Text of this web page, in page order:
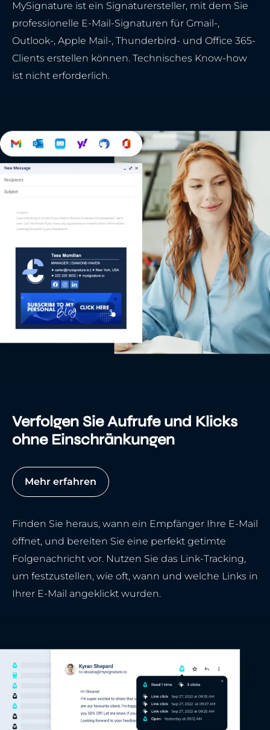
MySignature ist ein Signaturersteller, mit dem Sie
professionelle E-Mail-Signaturen für Gmail-,
Outlook-, Apple Mail-, Thunderbird- und Office 365-
Clients erstellen können. Technisches Know-how
ist nicht erforderlich.
Verfolgen Sie Aufrufe und Klicks
ohne Einschränkungen
Mehr erfahren
Finden Sie heraus, wann ein Empfänger Ihre E-Mail
öffnet, und bereiten Sie eine perfekt getimte
Folgenachricht vor. Nutzen Sie das Link-Tracking,
um festzustellen, wie oft, wann und welche Links in
Ihrer E-Mail angeklickt wurden.